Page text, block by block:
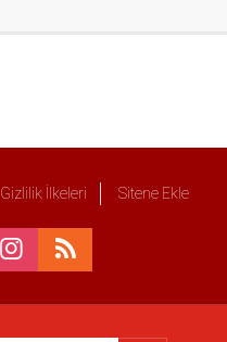
Gizlilik İlkeleri Sitene Ekle